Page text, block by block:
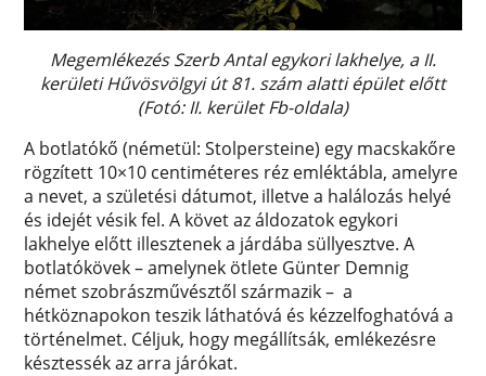
Megemlékezés Szerb Antal egykori lakhelye, a II.
kerületi Hűvösvölgyi út 81. szám alatti épület előtt
(Fotó: II. kerület Fb-oldala)
A botlatókő (németül: Stolpersteine) egy macskakőre
rögzített 10×10 centiméteres réz emléktábla, amelyre
a nevet, a születési dátumot, illetve a halálozás helyé
és idejét vésik fel. A követ az áldozatok egykori
lakhelye előtt illesztenek a járdába süllyesztve. A
botlatókövek – amelynek ötlete Günter Demnig
német szobrászművésztől származik – a
hétköznapokon teszik láthatóvá és kézzelfoghatóvá a
történelmet. Céljuk, hogy megállítsák, emlékezésre
késztessék az arra járókat.